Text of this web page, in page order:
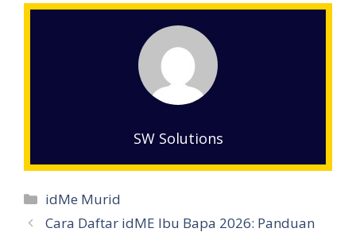
SW Solutions
Categories
idMe Murid
Cara Daftar idME Ibu Bapa 2026: Panduan